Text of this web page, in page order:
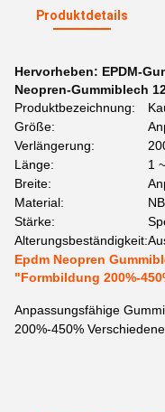
Produktdetails
Hervorheben: EPDM-
Neopren-Gummiblech
Produktbezeichnung:
Größe:
Verlängerung:
Länge:
1
Breite:
Material:
Stärke:
Alterungsbeständigkeit:
Epdm Neopren
"Formbildung 200%-
Anpassungsfähige
200%-450%